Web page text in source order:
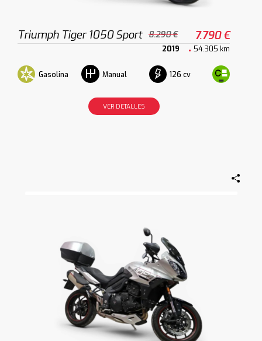
Triumph Tiger 1050 Sport 8.290 € 7.790 €
2019 54.305 km
Gasolina Manual 126 cv
VER DETALLES